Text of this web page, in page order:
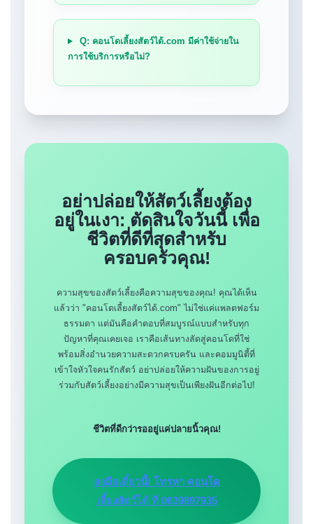
Q: คอนโดเลี้ยงสัตว์ได้.com มีค่าใช้จ่ายใน
การใช้บริการหรือไม่?
อย่าปล่อยให้สัตว์เลี้ยงต้อง
อยู่ในเงา: ตัดสินใจวันนี้ เพื่อ
ชีวิตที่ดีที่สุดสำหรับ
ครอบครัวคุณ!
ความสุขของสัตว์เลี้ยงคือความสุขของคุณ! คุณได้เห็น
แล้วว่า "คอนโดเลี้ยงสัตว์ได้.com" ไม่ใช่แค่แพลตฟอร์ม
ธรรมดา แต่มันคือคำตอบที่สมบูรณ์แบบสำหรับทุก
ปัญหาที่คุณเคยเจอ เราคือเส้นทางลัดสู่คอนโดที่ใช่
พร้อมสิ่งอำนวยความสะดวกครบครัน และคอมมูนิตี้ที่
เข้าใจหัวใจคนรักสัตว์ อย่าปล่อยให้ความฝันของการอยู่
ร่วมกับสัตว์เลี้ยงอย่างมีความสุขเป็นเพียงฝันอีกต่อไป!
ชีวิตที่ดีกว่ารออยู่แค่ปลายนิ้วคุณ!
ลงมือเดี๋ยวนี้! โทรหา คอนโด
เลี้ยงสัตว์ได้ ที่ 0639897935